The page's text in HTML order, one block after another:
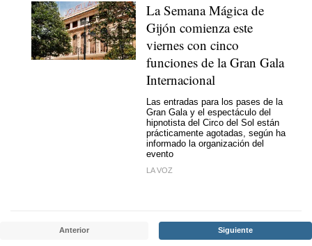
La Semana Mágica de
Gijón comienza este
viernes con cinco
funciones de la Gran Gala
Internacional
Las entradas para los pases de la
Gran Gala y el espectáculo del
hipnotista del Circo del Sol están
prácticamente agotadas, según ha
informado la organización del
evento
LA VOZ
Anterior Siguiente